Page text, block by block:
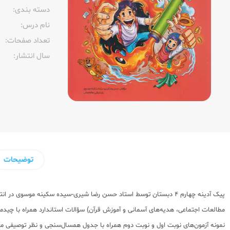
دسته بندی:
نام درس:
تعداد صفحات:‌
سال انتشار:‌
توضیحات
مطالعات اجتماعی، هدیه‌های آسمانی و آموزش قرآن) سؤالات استاندارد همراه
نمونه آزمون‌های نوبت اول و نوبت دوم همراه با جدول همسال‌سنجی و نظر توصیفی